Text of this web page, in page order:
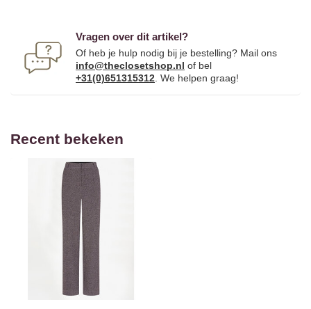
Vragen over dit artikel?
Of heb je hulp nodig bij je bestelling? Mail ons
info@theclosetshop.nl of bel
+31(0)651315312 . We helpen graag!
Recent bekeken